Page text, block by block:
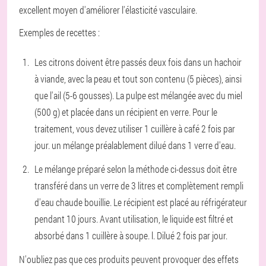
excellent moyen d'améliorer l'élasticité vasculaire.
Exemples de recettes :
Les citrons doivent être passés deux fois dans un hachoir
à viande, avec la peau et tout son contenu (5 pièces), ainsi
que l'ail (5-6 gousses). La pulpe est mélangée avec du miel
(500 g) et placée dans un récipient en verre. Pour le
traitement, vous devez utiliser 1 cuillère à café 2 fois par
jour. un mélange préalablement dilué dans 1 verre d'eau.
Le mélange préparé selon la méthode ci-dessus doit être
transféré dans un verre de 3 litres et complètement rempli
d'eau chaude bouillie. Le récipient est placé au réfrigérateur
pendant 10 jours. Avant utilisation, le liquide est filtré et
absorbé dans 1 cuillère à soupe. l. Dilué 2 fois par jour.
N'oubliez pas que ces produits peuvent provoquer des effets